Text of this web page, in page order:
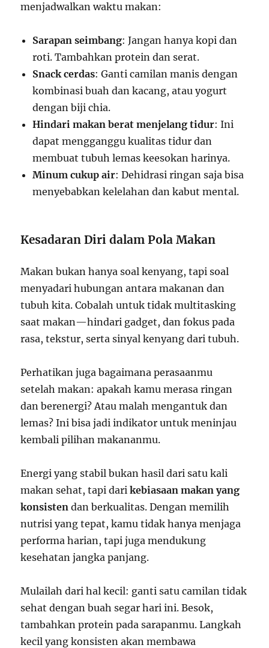
menjadwalkan waktu makan:
Sarapan seimbang: Jangan hanya kopi dan
roti. Tambahkan protein dan serat.
Snack cerdas: Ganti camilan manis dengan
kombinasi buah dan kacang, atau yogurt
dengan biji chia.
Hindari makan berat menjelang tidur: Ini
dapat mengganggu kualitas tidur dan
membuat tubuh lemas keesokan harinya.
Minum cukup air: Dehidrasi ringan saja bisa
menyebabkan kelelahan dan kabut mental.
Kesadaran Diri dalam Pola Makan
Makan bukan hanya soal kenyang, tapi soal
menyadari hubungan antara makanan dan
tubuh kita. Cobalah untuk tidak multitasking
saat makan—hindari gadget, dan fokus pada
rasa, tekstur, serta sinyal kenyang dari tubuh.
Perhatikan juga bagaimana perasaanmu
setelah makan: apakah kamu merasa ringan
dan berenergi? Atau malah mengantuk dan
lemas? Ini bisa jadi indikator untuk meninjau
kembali pilihan makananmu.
Energi yang stabil bukan hasil dari satu kali
makan sehat, tapi darikebiasaan makan yang
konsisten dan berkualitas. Dengan memilih
nutrisi yang tepat, kamu tidak hanya menjaga
performa harian, tapi juga mendukung
kesehatan jangka panjang.
Mulailah dari hal kecil: ganti satu camilan tidak
sehat dengan buah segar hari ini. Besok,
tambahkan protein pada sarapanmu. Langkah
kecil yang konsisten akan membawa